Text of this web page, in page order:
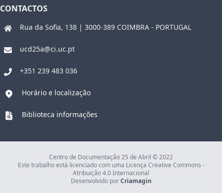
CONTACTOS
Rua da Sofia, 138 | 3000-389 COIMBRA - PORTUGAL
ucd25a@ci.uc.pt
+351 239 483 036
Horário e localização
Biblioteca informações
Centro de Documentação 25 de Abril © 2022
Este trabalho está licenciado com uma Licença Creative Commons -
Atribuição 4.0 Internacional
Desenvolvido por Criamagin